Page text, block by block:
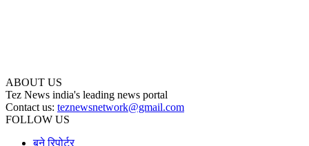
ABOUT US
Tez News india's leading news portal
Contact us: teznewsnetwork@gmail.com
FOLLOW US
बने रिपोर्टर